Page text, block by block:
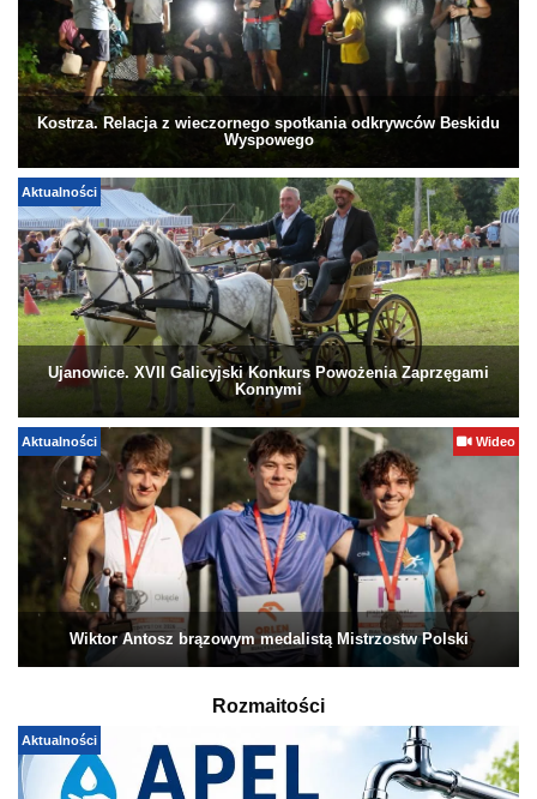
Kostrza. Relacja z wieczornego spotkania odkrywców Beskidu
Wyspowego
Aktualności
Ujanowice. XVII Galicyjski Konkurs Powożenia Zaprzęgami
Konnymi
Aktualności Wideo
Wiktor Antosz brązowym medalistą Mistrzostw Polski
Rozmaitości
Aktualności